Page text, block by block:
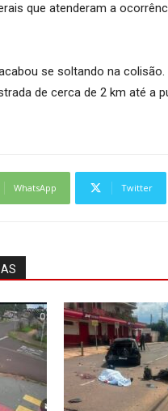
que atenderam a
se soltando na
de cerca de 2 km até a
WhatsApp Twitter